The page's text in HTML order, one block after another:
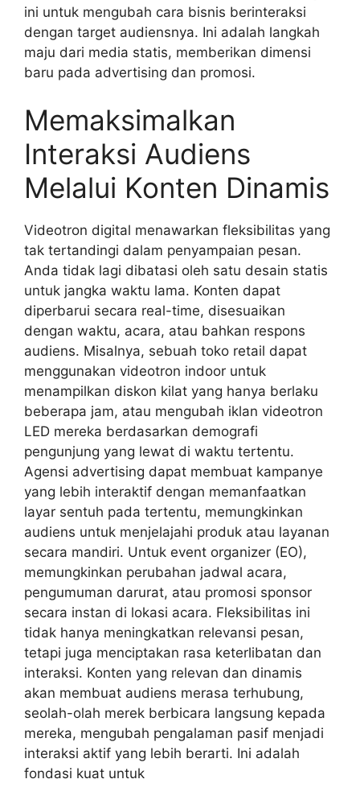
ini untuk mengubah cara bisnis berinteraksi
dengan target audiensnya. Ini adalah langkah
maju dari media statis, memberikan dimensi
baru pada advertising dan promosi.
Memaksimalkan
Interaksi Audiens
Melalui Konten Dinamis
Videotron digital menawarkan fleksibilitas yang
tak tertandingi dalam penyampaian pesan.
Anda tidak lagi dibatasi oleh satu desain statis
untuk jangka waktu lama. Konten dapat
diperbarui secara real-time, disesuaikan
dengan waktu, acara, atau bahkan respons
audiens. Misalnya, sebuah toko retail dapat
menggunakan videotron indoor untuk
menampilkan diskon kilat yang hanya berlaku
beberapa jam, atau mengubah iklan videotron
LED mereka berdasarkan demografi
pengunjung yang lewat di waktu tertentu.
Agensi advertising dapat membuat kampanye
yang lebih interaktif dengan memanfaatkan
layar sentuh pada tertentu, memungkinkan
audiens untuk menjelajahi produk atau layanan
secara mandiri. Untuk event organizer (EO),
memungkinkan perubahan jadwal acara,
pengumuman darurat, atau promosi sponsor
secara instan di lokasi acara. Fleksibilitas ini
tidak hanya meningkatkan relevansi pesan,
tetapi juga menciptakan rasa keterlibatan dan
interaksi. Konten yang relevan dan dinamis
akan membuat audiens merasa terhubung,
seolah-olah merek berbicara langsung kepada
mereka, mengubah pengalaman pasif menjadi
interaksi aktif yang lebih berarti. Ini adalah
fondasi kuat untuk